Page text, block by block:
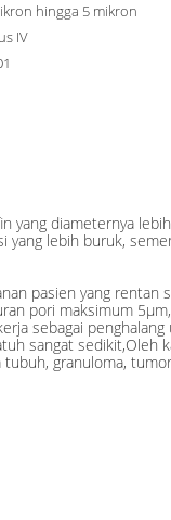
hingga 5 mikron
IV
yang diameternya
lebih buruk,
pasien yang rentan
pori maksimum
sebagai
sangat sedikit,Oleh
granuloma,